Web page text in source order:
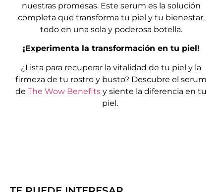
nuestras promesas. Este serum es la solución
completa que transforma tu piel y tu bienestar,
todo en una sola y poderosa botella.
¡Experimenta la transformación en tu piel!
¿Lista para recuperar la vitalidad de tu piel y la
firmeza de tu rostro y busto? Descubre el serum
de The Wow Benefits y siente la diferencia en tu
piel.